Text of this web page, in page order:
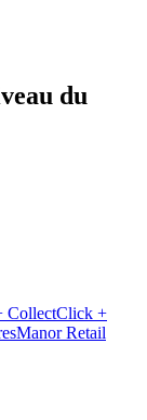
du
CollectClick +
Manor Retail